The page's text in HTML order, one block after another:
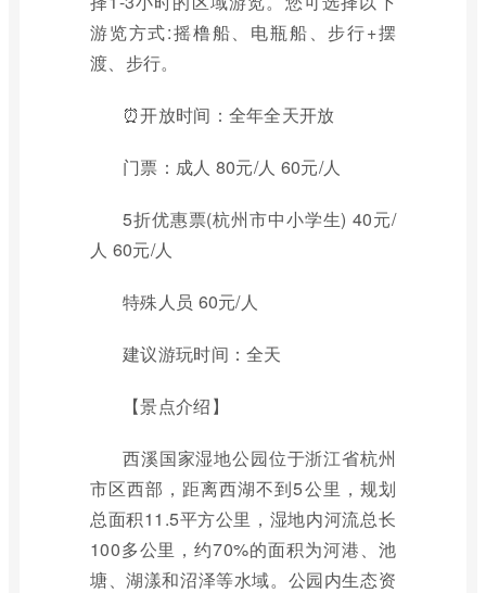
游览方式:摇橹船、电瓶船、步行+摆
渡、步行。
⏰开放时间：全年全天开放
门票：成人 80元/人 60元/人
5折优惠票(杭州市中小学生) 40元/
人 60元/人
特殊人员 60元/人
建议游玩时间：全天
【景点介绍】
西溪国家湿地公园位于浙江省杭州
市区西部，距离西湖不到5公里，规划
总面积11.5平方公里，湿地内河流总长
100多公里，约70%的面积为河港、池
塘、湖漾和沼泽等水域。公园内生态资